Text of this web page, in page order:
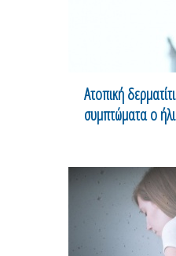
Ατοπική
συμπτώματα ο